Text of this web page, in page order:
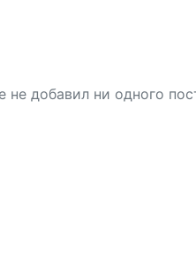
не добавил ни одного